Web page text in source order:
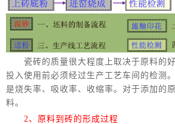
瓷砖的质量很大程度上取决于原料的好
投入使用前必须经过生产工艺车间的检测
是烧失率、吸收率、收缩率。对于添加的
料。
2、原料到砖的形成过程